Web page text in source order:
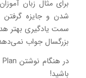
برای مثال زبان
شدن و جایزه
سمت یادگیری بهتر
بزرگسال جواب
باشید!